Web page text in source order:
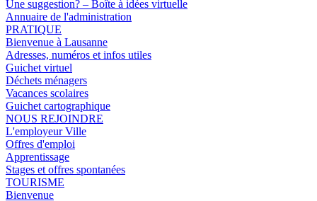
Une suggestion? – Boîte à idées virtuelle
Annuaire de l'administration
PRATIQUE
Bienvenue à Lausanne
Adresses, numéros et infos utiles
Guichet virtuel
Déchets ménagers
Vacances scolaires
Guichet cartographique
NOUS REJOINDRE
L'employeur Ville
Offres d'emploi
Apprentissage
Stages et offres spontanées
TOURISME
Bienvenue